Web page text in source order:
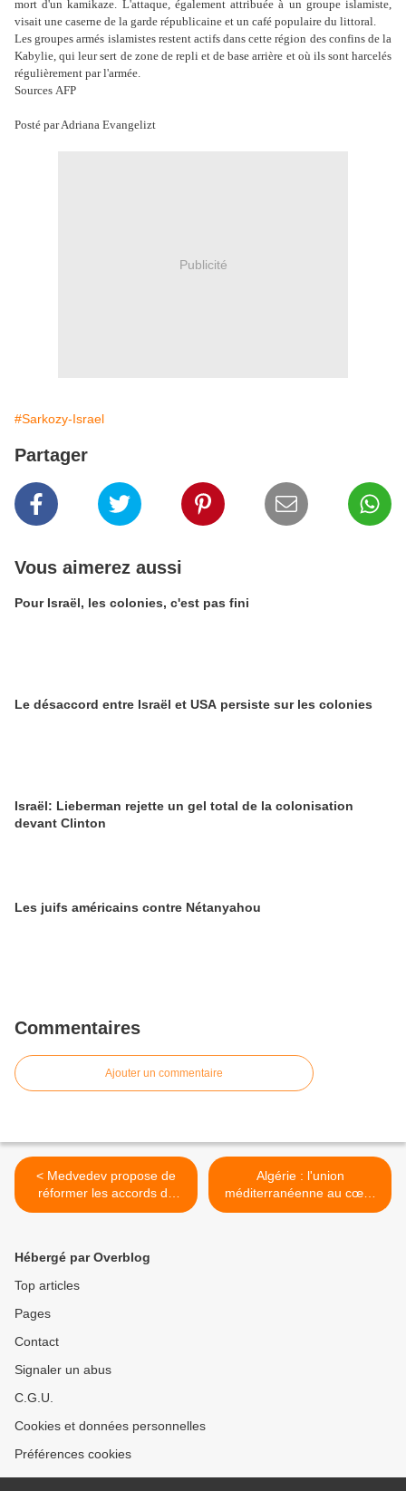
mort d'un kamikaze. L'attaque, également attribuée à un groupe islamiste,
visait une caserne de la garde républicaine et un café populaire du littoral.
Les groupes armés islamistes restent actifs dans cette région des confins de la
Kabylie, qui leur sert de zone de repli et de base arrière et où ils sont harcelés
régulièrement par l'armée.
Sources AFP
Posté par Adriana Evangelizt
Publicité
#Sarkozy-Israel
Partager
Vous aimerez aussi
Pour Israël, les colonies, c'est pas fini
Le désaccord entre Israël et USA persiste sur les colonies
Israël: Lieberman rejette un gel total de la colonisation
devant Clinton
Les juifs américains contre Nétanyahou
Commentaires
Ajouter un commentaire
< Medvedev propose de
réformer les accords de
sécurité en Europe
Algérie : l'union
méditerranéenne au cœur
des discussions entre
Hébergé par Overblog
Top articles
Pages
Contact
Signaler un abus
C.G.U.
Cookies et données personnelles
Préférences cookies